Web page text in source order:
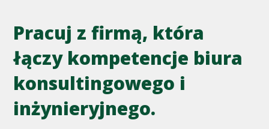
Pracuj z firmą, która
łączy kompetencje biura
konsultingowego i
inżynieryjnego.